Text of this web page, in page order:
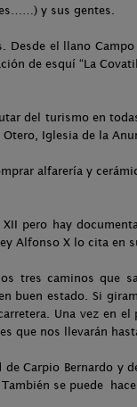
y sus gentes.
Desde el llano
de esquí “La
del turismo en
Iglesia de la
alfarería y
pero hay
Alfonso X lo cita en
tres caminos que
buen estado. Si
Una vez en
que nos llevarán
Carpio Bernardo
se puede